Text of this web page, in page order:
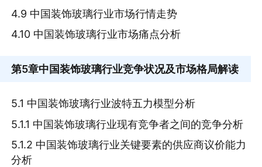
4.9 中国装饰玻璃行业市场行情走势
4.10 中国装饰玻璃行业市场痛点分析
第5章中国装饰玻璃行业竞争状况及市场格局解读
5.1 中国装饰玻璃行业波特五力模型分析
5.1.1 中国装饰玻璃行业现有竞争者之间的竞争分析
5.1.2 中国装饰玻璃行业关键要素的供应商议价能力
分析